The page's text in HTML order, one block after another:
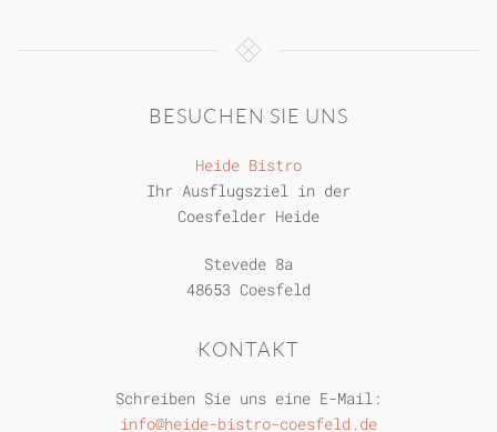
BESUCHEN SIE UNS
Heide Bistro
Ihr Ausflugsziel in der
Coesfelder Heide
Stevede 8a
48653 Coesfeld
KONTAKT
Schreiben Sie uns eine E-Mail:
info@heide-bistro-coesfeld.de